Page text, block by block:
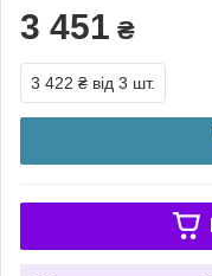
3 451 ₴
3 422 ₴ від 3 шт.